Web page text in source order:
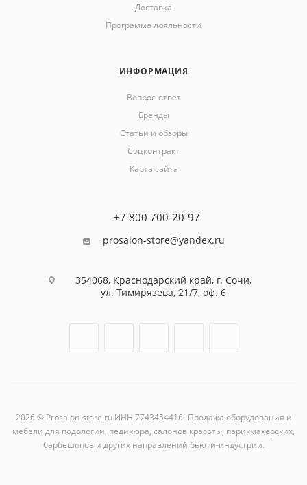
Доставка
Программа лояльности
ИНФОРМАЦИЯ
Вопрос-ответ
Бренды
Статьи и обзоры
Соцконтракт
Карта сайта
+7 800 700-20-97
prosalon-store@yandex.ru
354068, Краснодарский край, г. Сочи,
ул. Тимирязева, 21/7, оф. 6
2026 © Prosalon-store.ru ИНН 7743454416- Продажа оборудования и
мебели для подологии, педикюра, салонов красоты, парикмахерских,
барбешопов и других направлений бьюти-индустрии.